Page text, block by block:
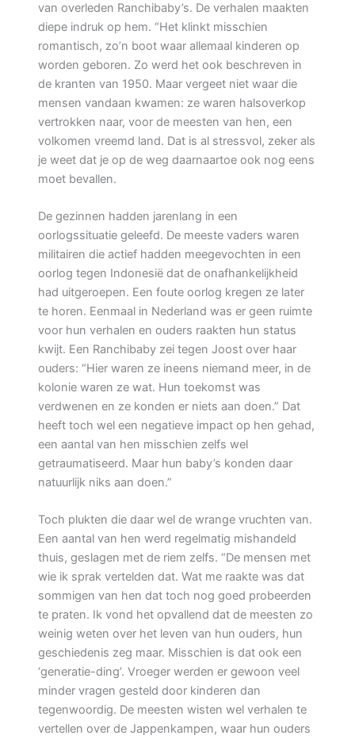
van overleden Ranchibaby’s. De verhalen maakten
diepe indruk op hem. “Het klinkt misschien
romantisch, zo’n boot waar allemaal kinderen op
worden geboren. Zo werd het ook beschreven in
de kranten van 1950. Maar vergeet niet waar die
mensen vandaan kwamen: ze waren halsoverkop
vertrokken naar, voor de meesten van hen, een
volkomen vreemd land. Dat is al stressvol, zeker als
je weet dat je op de weg daarnaartoe ook nog eens
moet bevallen.
De gezinnen hadden jarenlang in een
oorlogssituatie geleefd. De meeste vaders waren
militairen die actief hadden meegevochten in een
oorlog tegen Indonesië dat de onafhankelijkheid
had uitgeroepen. Een foute oorlog kregen ze later
te horen. Eenmaal in Nederland was er geen ruimte
voor hun verhalen en ouders raakten hun status
kwijt. Een Ranchibaby zei tegen Joost over haar
ouders: “Hier waren ze ineens niemand meer, in de
kolonie waren ze wat. Hun toekomst was
verdwenen en ze konden er niets aan doen.” Dat
heeft toch wel een negatieve impact op hen gehad,
een aantal van hen misschien zelfs wel
getraumatiseerd. Maar hun baby’s konden daar
natuurlijk niks aan doen.”
Toch plukten die daar wel de wrange vruchten van.
Een aantal van hen werd regelmatig mishandeld
thuis, geslagen met de riem zelfs. “De mensen met
wie ik sprak vertelden dat. Wat me raakte was dat
sommigen van hen dat toch nog goed probeerden
te praten. Ik vond het opvallend dat de meesten zo
weinig weten over het leven van hun ouders, hun
geschiedenis zeg maar. Misschien is dat ook een
‘generatie-ding’. Vroeger werden er gewoon veel
minder vragen gesteld door kinderen dan
tegenwoordig. De meesten wisten wel verhalen te
vertellen over de Jappenkampen, waar hun ouders